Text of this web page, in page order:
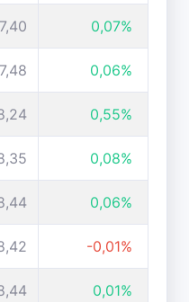
0,07%
0,06%
0,55%
0,08%
0,06%
-0,01%
0,01%